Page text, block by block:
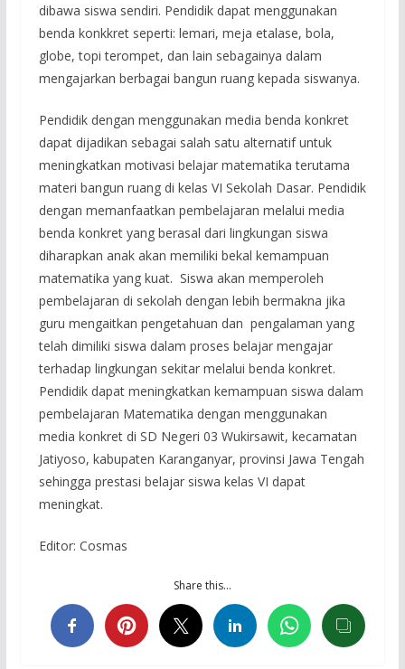
dibawa siswa sendiri. Pendidik dapat menggunakan
benda konkkret seperti: lemari, meja etalase, bola,
globe, topi terompet, dan lain sebagainya dalam
mengajarkan berbagai bangun ruang kepada siswanya.
Pendidik dengan menggunakan media benda konkret
dapat dijadikan sebagai salah satu alternatif untuk
meningkatkan motivasi belajar matematika terutama
materi bangun ruang di kelas VI Sekolah Dasar. Pendidik
dengan memanfaatkan pembelajaran melalui media
benda konkret yang berasal dari lingkungan siswa
diharapkan anak akan memiliki bekal kemampuan
matematika yang kuat. Siswa akan memperoleh
pembelajaran di sekolah dengan lebih bermakna jika
guru mengaitkan pengetahuan dan pengalaman yang
telah dimiliki siswa dalam proses belajar mengajar
terhadap lingkungan sekitar melalui benda konkret.
Pendidik dapat meningkatkan kemampuan siswa dalam
pembelajaran Matematika dengan menggunakan
media konkret di SD Negeri 03 Wukirsawit, kecamatan
Jatiyoso, kabupaten Karanganyar, provinsi Jawa Tengah
sehingga prestasi belajar siswa kelas VI dapat
meningkat.
Editor: Cosmas
Share this…